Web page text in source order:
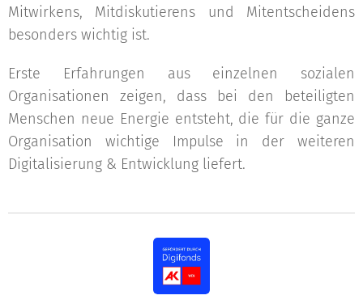
Mitwirkens, Mitdiskutierens und Mitentscheidens
besonders wichtig ist.
Erste Erfahrungen aus einzelnen sozialen
Organisationen zeigen, dass bei den beteiligten
Menschen neue Energie entsteht, die für die ganze
Organisation wichtige Impulse in der weiteren
Digitalisierung & Entwicklung liefert.